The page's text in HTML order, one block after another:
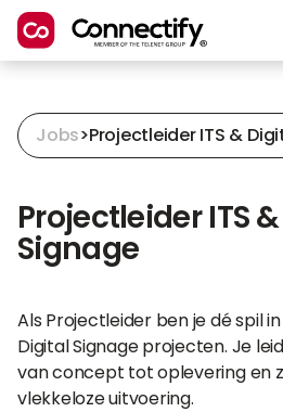
Jobs>Projectleider ITS &
Projectleider ITS
Signage
Als Projectleider ben je dé spil
Digital Signage projecten. Je
van concept tot oplevering en
vlekkeloze uitvoering.